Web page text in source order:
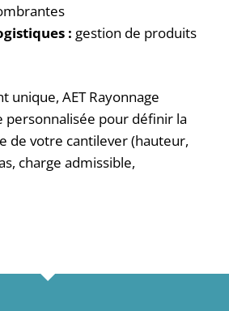
: gestion de produits
unique, AET Rayonnage
personnalisée pour définir la
de votre cantilever (hauteur,
charge admissible,